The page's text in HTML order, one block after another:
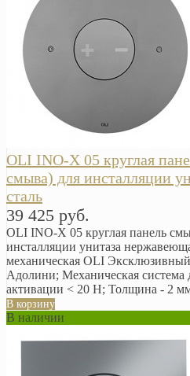
OLI INO-X 05 круглая
смыва) для инсталляции
сталь
39 425 руб.
OLI INO-X 05 круглая панель
инсталляции унитаза
механическая OLI
Адолини; Механическая система
активации < 20 Н; Толщина - 2
В корзину
В наличии